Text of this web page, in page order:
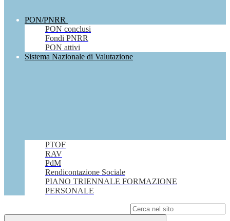
PON/PNRR
PON conclusi
Fondi PNRR
PON attivi
Sistema Nazionale di Valutazione
PTOF
RAV
PdM
Rendicontazione Sociale
PIANO TRIENNALE FORMAZIONE
PERSONALE